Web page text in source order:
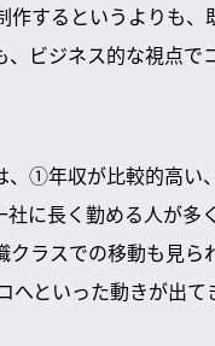
するというよりも
ビジネス的な視点で
、①年収が比較的高
に長く勤める人が多
ラスでの移動も見
といった動きが出て